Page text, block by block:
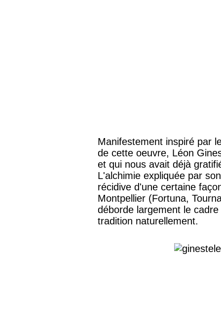
Manifestement inspiré par
de cette oeuvre, Léon
et qui nous avait déjà
L'alchimie expliquée par
récidive d'une certaine
Montpellier (Fortuna,
déborde largement le
tradition naturellement.